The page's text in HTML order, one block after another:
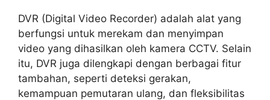
DVR (Digital Video Recorder) adalah alat yang
berfungsi untuk merekam dan menyimpan
video yang dihasilkan oleh kamera CCTV. Selain
itu, DVR juga dilengkapi dengan berbagai fitur
tambahan, seperti deteksi gerakan,
kemampuan pemutaran ulang, dan fleksibilitas